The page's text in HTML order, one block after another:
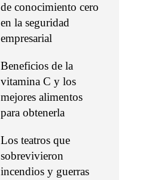
de conocimiento cero
en la seguridad
empresarial
Beneficios de la
vitamina C y los
mejores alimentos
para obtenerla
Los teatros que
sobrevivieron
incendios y guerras